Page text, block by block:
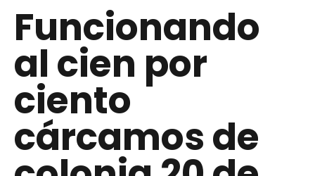
Funcionando
al cien por
ciento
cárcamos de